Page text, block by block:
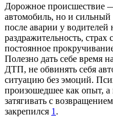
Дорожное происшествие
автомобиль, но и сильный
после аварии у водителей
раздражительность, страх
постоянное
Полезно дать себе время
ДТП, не обвинять себя
ситуацию без эмоций.
произошедшее как опыт, а
затягивать с
закрепился 1 .